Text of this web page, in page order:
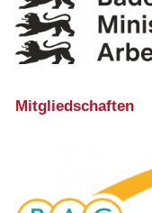
Mitgliedschaften